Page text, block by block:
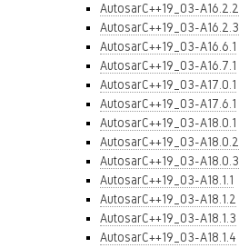
AutosarC++19_03-A16.2.2
AutosarC++19_03-A16.2.3
AutosarC++19_03-A16.6.1
AutosarC++19_03-A16.7.1
AutosarC++19_03-A17.0.1
AutosarC++19_03-A17.6.1
AutosarC++19_03-A18.0.1
AutosarC++19_03-A18.0.2
AutosarC++19_03-A18.0.3
AutosarC++19_03-A18.1.1
AutosarC++19_03-A18.1.2
AutosarC++19_03-A18.1.3
AutosarC++19_03-A18.1.4